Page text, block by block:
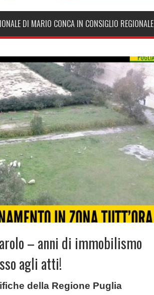
DI MARIO CONCA IN CONSIGLIO REGIONALE
– anni di immobilismo
agli atti!
della Regione Puglia